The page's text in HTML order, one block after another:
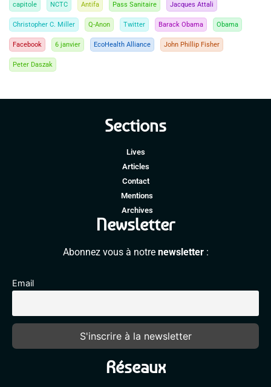
capitole NCTC Antifa Pass Sanitaire Jacques Attali
Christopher C. Miller Q-Anon Twitter Barack Obama Obama
Facebook 6 janvier EcoHealth Alliance John Phillip Fisher
Peter Daszak
Sections
Lives
Articles
Contact
Mentions
Archives
Newsletter
Abonnez vous à notre newsletter:
Email
Réseaux